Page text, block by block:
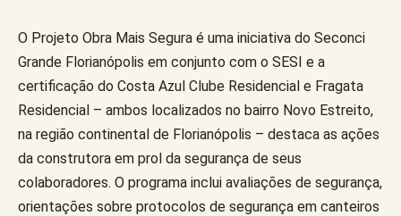
O Projeto Obra Mais Segura é uma iniciativa do Seconci
Grande Florianópolis em conjunto com o SESI e a
certificação do Costa Azul Clube Residencial e Fragata
Residencial – ambos localizados no bairro Novo Estreito,
na região continental de Florianópolis – destaca as ações
da construtora em prol da segurança de seus
colaboradores. O programa inclui avaliações de segurança,
orientações sobre protocolos de segurança em canteiros